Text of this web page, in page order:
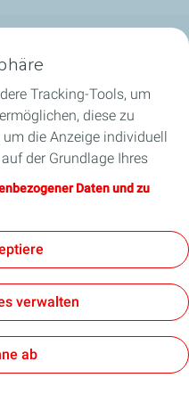
Rechtliche Hinweise
konformCookies
2026
Tracking-Tools, um
diese zu
die Anzeige individuell
der Grundlage Ihres
unseren Partnerseiten
unserer Inhalte in
werden bestimmte
Traffics
Ihre Cookie-
Sie auf die
stimmen Sie der
zu. Klicken Sie
Daten und zu
verwalten
ab